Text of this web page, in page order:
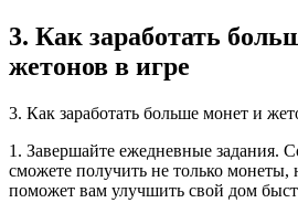
3. Как заработать
жетонов в игре
3. Как заработать больше монет и
1. Завершайте ежедневные задания.
сможете получить не только монеты,
поможет вам улучшить свой дом